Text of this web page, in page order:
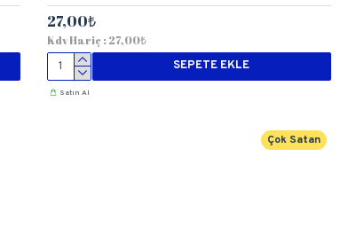
27,00₺
Kdv Hariç : 27,00₺
SEPETE EKLE
Satın Al
Çok Satan